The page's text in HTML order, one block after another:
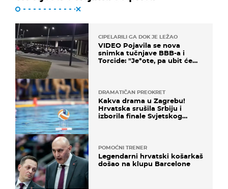
CIPELARILI GA DOK JE LEŽAO
VIDEO Pojavila se nova
snimka tučnjave BBB-a i
Torcide: "Je*ote, pa ubit će
DRAMATIČAN PREOKRET
Kakva drama u Zagrebu!
Hrvatska srušila Srbiju i
izborila finale Svjetskog
POMOĆNI TRENER
Legendarni hrvatski košarkaš
došao na klupu Barcelone